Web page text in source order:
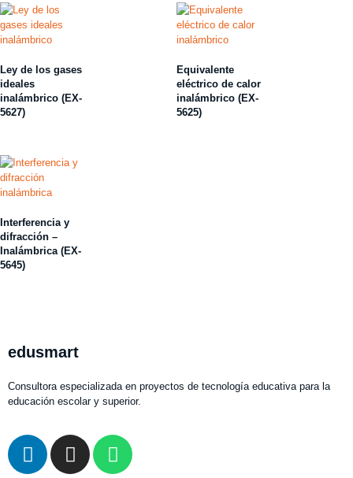
Ley de los gases
ideales
inalámbrico (EX-
5627)
Equivalente
eléctrico de calor
inalámbrico (EX-
5625)
Interferencia y
difracción –
Inalámbrica (EX-
5645)
edusmart
Consultora especializada en proyectos de tecnología educativa para la
educación escolar y superior.